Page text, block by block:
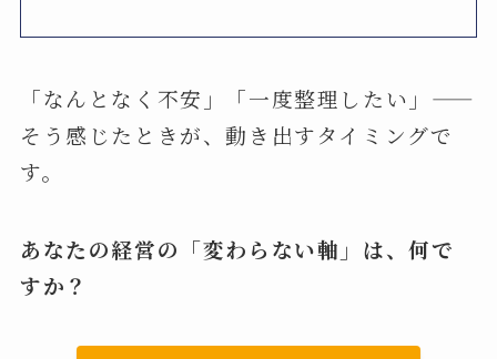
「なんとなく不安」「一度整理したい」——
そう感じたときが、動き出すタイミングで
す。
あなたの経営の「変わらない軸」は、何で
すか？